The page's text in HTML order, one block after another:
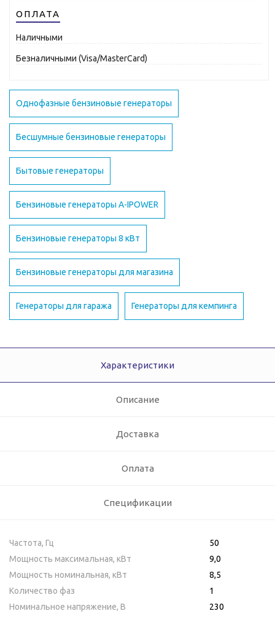
ОПЛАТА
Наличными
Безналичными (Visa/MasterCard)
Однофазные бензиновые генераторы
Бесшумные бензиновые генераторы
Бытовые генераторы
Бензиновые генераторы A-IPOWER
Бензиновые генераторы 8 кВт
Бензиновые генераторы для магазина
Генераторы для гаража Генераторы для кемпинга
Характеристики
Описание
Доставка
Оплата
Спецификации
Частота, Гц
50
Мощность максимальная, кВт
9,0
Мощность номинальная, кВт
8,5
Количество фаз
1
Номинальное напряжение, В
230